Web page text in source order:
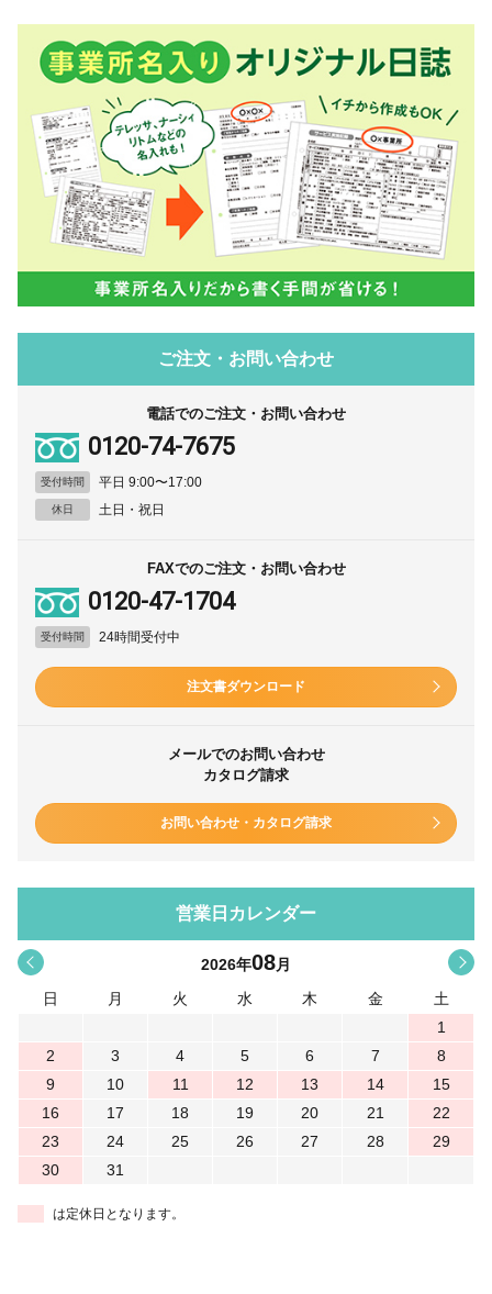
ご注文・お問い合わせ
電話でのご注文・お問い合わせ
0120-74-7675
受付時間 平日 9:00〜17:00
休日 土日・祝日
FAXでのご注文・お問い合わせ
0120-47-1704
受付時間 24時間受付中
注文書ダウンロード
メールでのお問い合わせ
カタログ請求
お問い合わせ・カタログ請求
営業日カレンダー
< 2026年08月
日
月 火 水 木 金
土
1
2
3 4 5 6 7
8
9
10 11 12 13 14
15
16
17 18 19 20 21
22
23
24 25 26 27 28
29
30
31
は定休日となります。